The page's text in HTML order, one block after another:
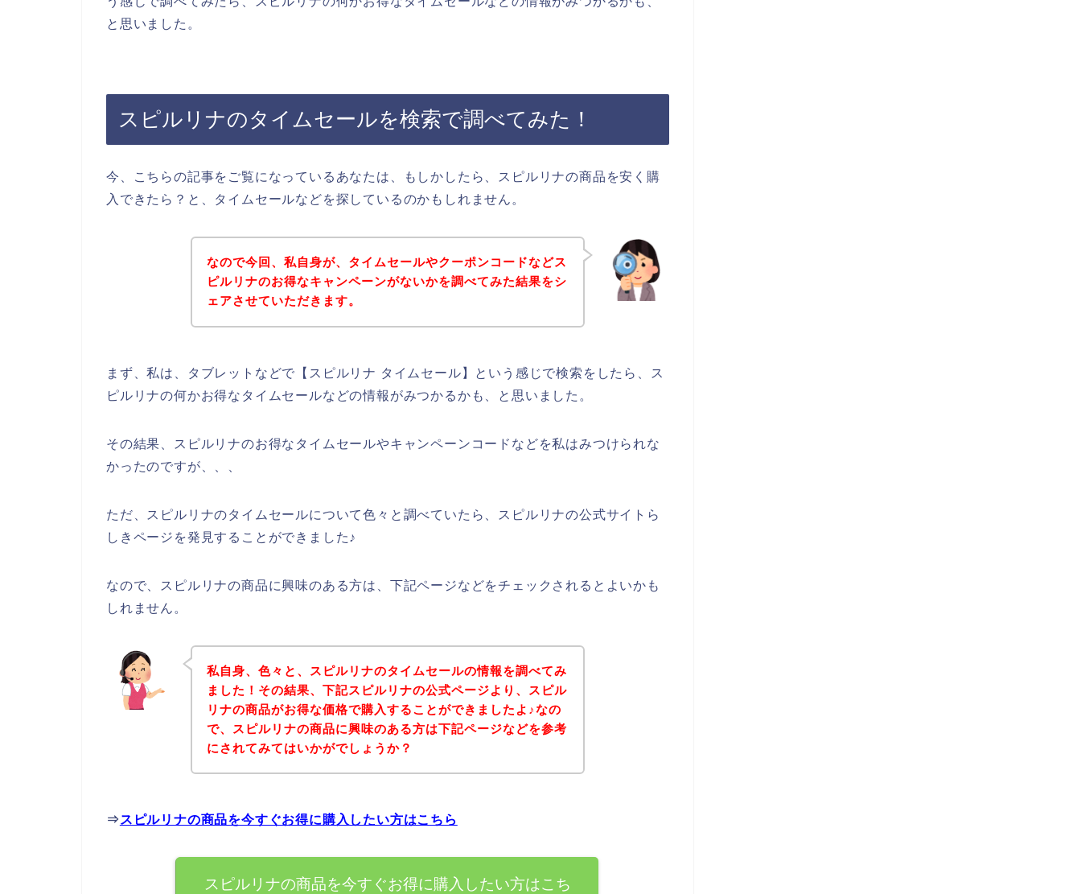
と思いました。
スピルリナのタイムセールを検索で調べてみた！
今、こちらの記事をご覧になっているあなたは、もしかしたら、スピルリナの商品を安く購
入できたら？と、タイムセールなどを探しているのかもしれません。
なので今回、私自身が、タイムセールやクーポンコードなどス
ピルリナのお得なキャンペーンがないかを調べてみた結果をシ
ェアさせていただきます。
まず、私は、タブレットなどで【スピルリナ タイムセール】という感じで検索をしたら、ス
ピルリナの何かお得なタイムセールなどの情報がみつかるかも、と思いました。
その結果、スピルリナのお得なタイムセールやキャンペーンコードなどを私はみつけられな
かったのですが、、、
ただ、スピルリナのタイムセールについて色々と調べていたら、スピルリナの公式サイトら
しきページを発見することができました♪
なので、スピルリナの商品に興味のある方は、下記ページなどをチェックされるとよいかも
しれません。
私自身、色々と、スピルリナのタイムセールの情報を調べてみ
ました！その結果、下記スピルリナの公式ページより、スピル
リナの商品がお得な価格で購入することができましたよ♪なの
で、スピルリナの商品に興味のある方は下記ページなどを参考
にされてみてはいかがでしょうか？
⇒ スピルリナの商品を今すぐお得に購入したい方はこちら
スピルリナの商品を今すぐお得に購入したい方はこち